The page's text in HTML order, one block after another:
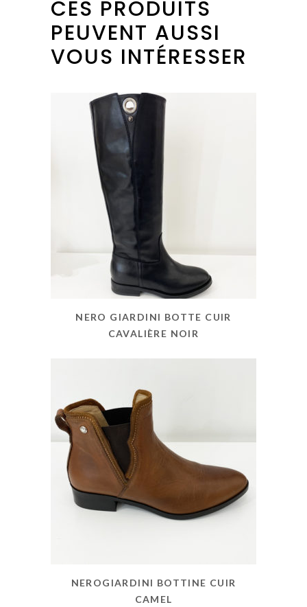
CES PRODUITS
PEUVENT AUSSI
VOUS INTÉRESSER
NERO GIARDINI BOTTE CUIR
CAVALIÈRE NOIR
NEROGIARDINI BOTTINE CUIR
CAMEL